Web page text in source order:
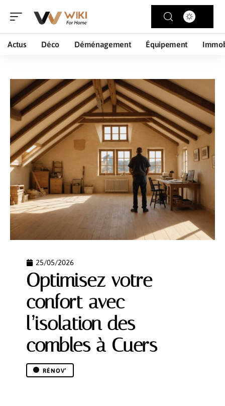
Actus Déco Déménagement Équipement
25/05/2026
Optimisez votre
confort avec
l’isolation des
combles à Cuers
RÉNOV’